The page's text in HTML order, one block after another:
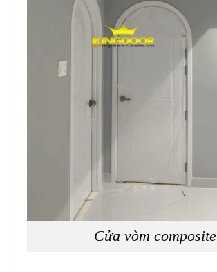
Cửa vòm composite